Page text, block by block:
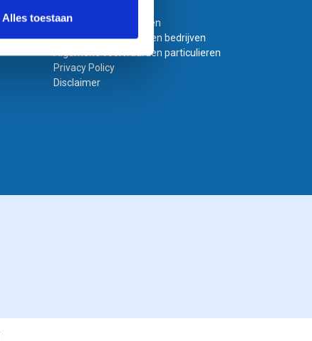
Alles toestaanBestand laten opmaken
Algemene voorwaarden bedrijven
Algemene voorwaarden particulieren
Privacy Policy
Disclaimer